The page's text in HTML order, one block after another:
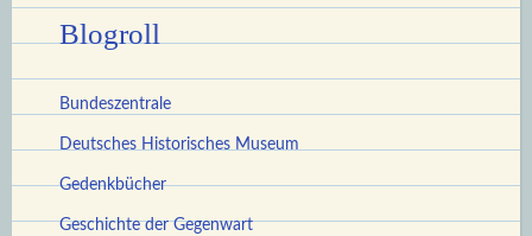
Blogroll
Bundeszentrale
Deutsches Historisches Museum
Gedenkbücher
Geschichte der Gegenwart